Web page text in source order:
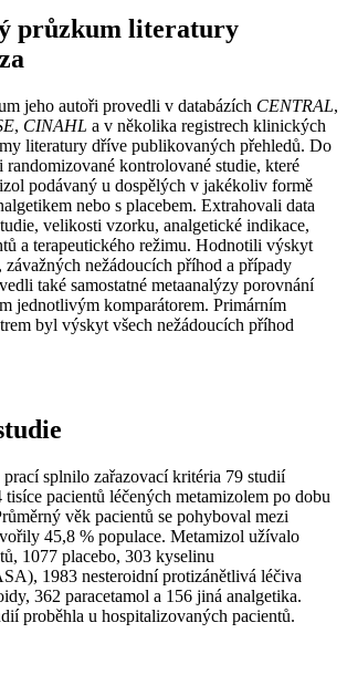
průzkum literatury
jeho autoři provedli v databázích CENTRAL,
, CINAHL a v několika registrech klinických
literatury dříve publikovaných přehledů. Do
randomizované kontrolované studie, které
podávaný u dospělých v jakékoliv formě
nebo s placebem. Extrahovali data
velikosti vzorku, analgetické indikace,
a terapeutického režimu. Hodnotili výskyt
závažných nežádoucích příhod a případy
také samostatné metaanalýzy porovnání
jednotlivým komparátorem. Primárním
byl výskyt všech nežádoucích příhod
splnilo zařazovací kritéria 79 studií
pacientů léčených metamizolem po dobu
věk pacientů se pohyboval mezi
45,8 % populace. Metamizol užívalo
1077 placebo, 303 kyselinu
1983 nesteroidní protizánětlivá léčiva
362 paracetamol a 156 jiná analgetika.
proběhla u hospitalizovaných pacientů.